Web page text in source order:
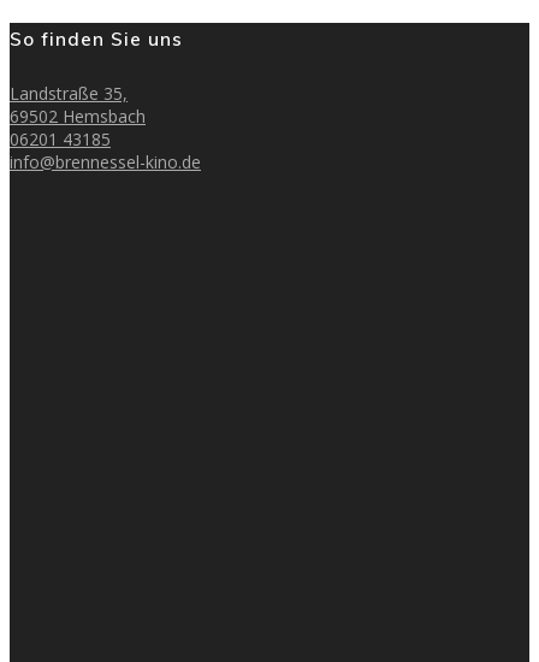
So finden Sie uns
Landstraße 35,
69502 Hemsbach
06201 43185
info@brennessel-kino.de